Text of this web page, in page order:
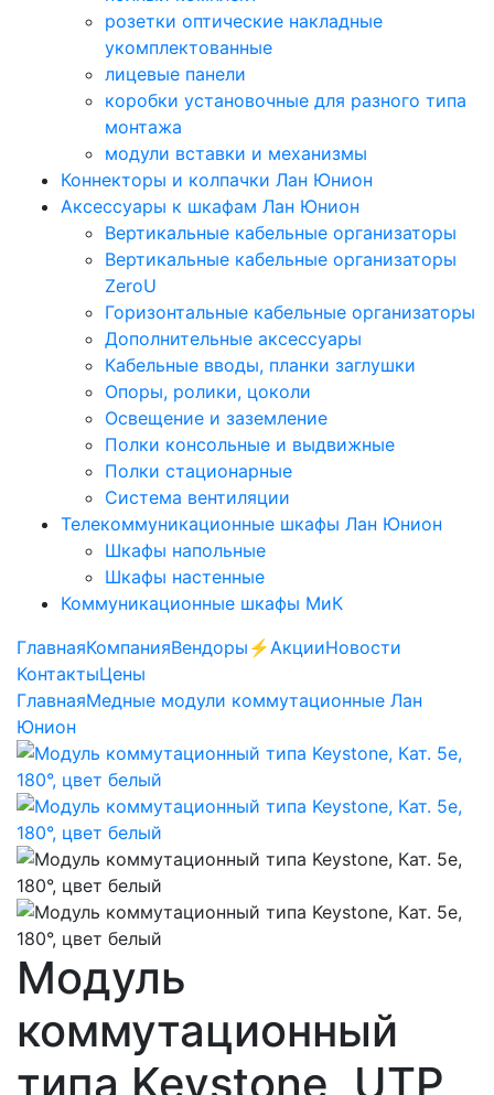
розетки оптические накладные
укомплектованные
лицевые панели
коробки установочные для разного типа
монтажа
модули вставки и механизмы
Коннекторы и колпачки Лан Юнион
Аксессуары к шкафам Лан Юнион
Вертикальные кабельные организаторы
Вертикальные кабельные организаторы
ZeroU
Горизонтальные кабельные организаторы
Дополнительные аксессуары
Кабельные вводы, планки заглушки
Опоры, ролики, цоколи
Освещение и заземление
Полки консольные и выдвижные
Полки стационарные
Система вентиляции
Телекоммуникационные шкафы Лан Юнион
Шкафы напольные
Шкафы настенные
Коммуникационные шкафы МиК
ГлавнаяКомпанияВендоры ⚡️АкцииНовости
КонтактыЦены
ГлавнаяМедные модули коммутационные Лан
Юнион
Модуль
коммутационный
типа Keystone, UTP,